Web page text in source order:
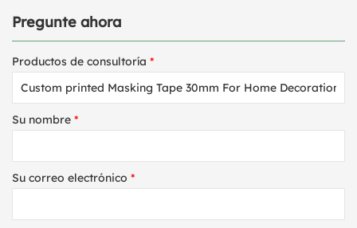
Pregunte ahora
Productos de consultoría *
Su nombre *
Su correo electrónico *